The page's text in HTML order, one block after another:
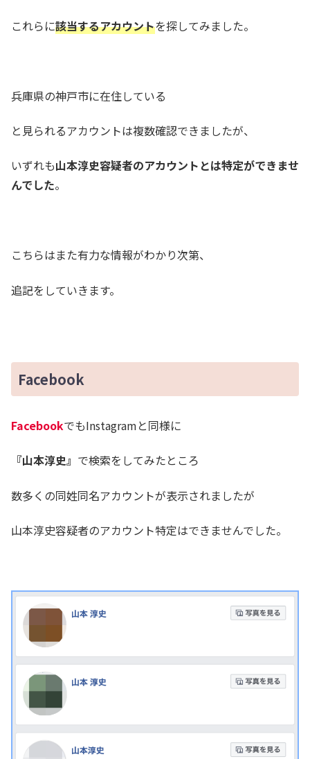
これらに該当するアカウントを探してみました。
兵庫県の神戸市に在住している
と見られるアカウントは複数確認できましたが、
いずれも山本淳史容疑者のアカウントとは特定ができませ
んでした。
こちらはまた有力な情報がわかり次第、
追記をしていきます。
Facebook
FacebookでもInstagramと同様に
『山本淳史』 で検索をしてみたところ
数多くの同姓同名アカウントが表示されましたが
山本淳史容疑者のアカウント特定はできませんでした。